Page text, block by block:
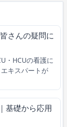
さんの疑問に
・HCUの看護に
キスパートが
基礎から応用